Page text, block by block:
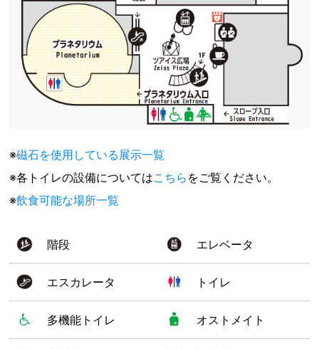
※磁石を使用している展示一覧
※各トイレの設備についてはこちら をご覧ください。
※飲食可能な場所一覧
階段 エレベータ
エスカレータ トイレ
多機能トイレ オストメイト